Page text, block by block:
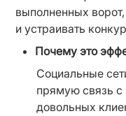
выполненных
и устраивать
Почему это
Социальные
прямую связь с
довольных